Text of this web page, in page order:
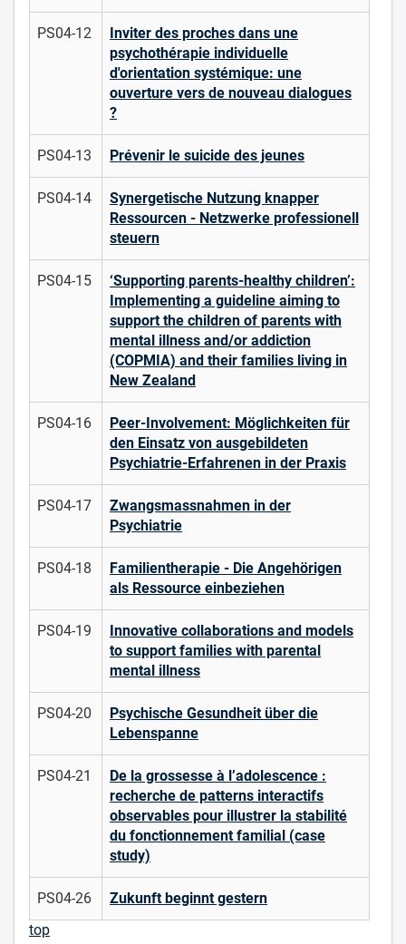
PS04-12
Inviter des proches dans une
psychothérapie individuelle
d'orientation systémique: une
ouverture vers de nouveau dialogues
?
PS04-13 Prévenir le suicide des jeunes
PS04-14
Synergetische Nutzung knapper
Ressourcen - Netzwerke professionell
steuern
PS04-15
‘Supporting parents-healthy children’:
Implementing a guideline aiming to
support the children of parents with
mental illness and/or addiction
(COPMIA) and their families living in
New Zealand
PS04-16
Peer-Involvement: Möglichkeiten für
den Einsatz von ausgebildeten
Psychiatrie-Erfahrenen in der Praxis
PS04-17
Zwangsmassnahmen in der
Psychiatrie
PS04-18
Familientherapie - Die Angehörigen
als Ressource einbeziehen
PS04-19
Innovative collaborations and models
to support families with parental
mental illness
PS04-20
Psychische Gesundheit über die
Lebenspanne
PS04-21
De la grossesse à l’adolescence :
recherche de patterns interactifs
observables pour illustrer la stabilité
du fonctionnement familial (case
study)
PS04-26
Zukunft beginnt gestern
top